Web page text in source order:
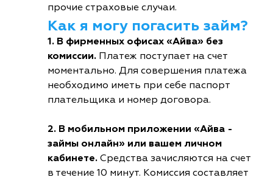
прочие страховые случаи.
Как я могу погасить займ?
1. В фирменных офисах «Айва» без
комиссии. Платеж поступает на счет
моментально. Для совершения платежа
необходимо иметь при себе паспорт
плательщика и номер договора.
2. В мобильном приложении «Айва -
займы онлайн» или вашем личном
кабинете. Средства зачисляются на счет
в течение 10 минут. Комиссия составляет